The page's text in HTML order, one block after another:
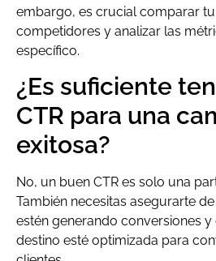
embargo, es crucial comparar tu
competidores y analizar las
específico.
¿Es suficiente
CTR para una
exitosa?
No, un buen CTR es solo una
También necesitas asegurarte
estén generando conversiones
destino esté optimizada para